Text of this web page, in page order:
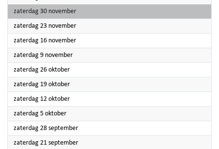
zaterdag 30 november2024
zaterdag 23 november2024
zaterdag 16 november2024
zaterdag 9 november2024
zaterdag 26 oktober2024
zaterdag 19 oktober2024
zaterdag 12 oktober2024
zaterdag 5 oktober2024
zaterdag 28 september2024
zaterdag 21 september2024